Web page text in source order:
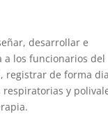
desarrollar e
los funcionarios del
registrar de forma
y